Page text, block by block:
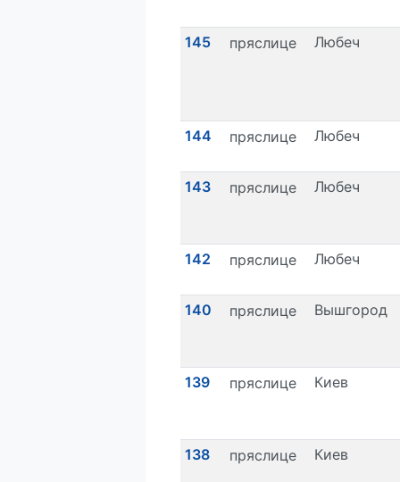
145 пряслице Любеч
144 пряслице Любеч
143 пряслице Любеч
142 пряслице Любеч
140 пряслице Вышгород
139 пряслице Киев
138 пряслице Киев